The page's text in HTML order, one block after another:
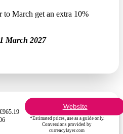
March get an extra 10%
March 2027
Website
*Estimated prices, use as a guide only.
Conversions provided by
currencylayer.com